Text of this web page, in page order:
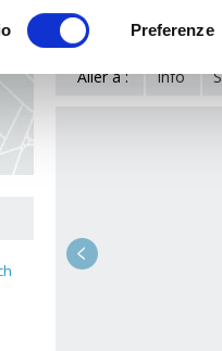
Preferenze
100 Fairway Drive -
Aller à : Info